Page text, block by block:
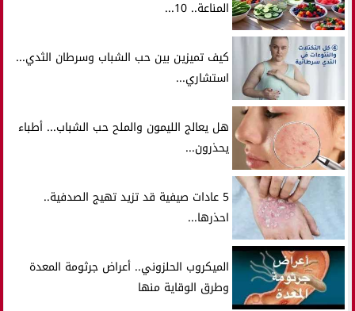
المناعة.. 10...
كيف تميزين بين حب الشباب وسرطان الثدي...
استشاري...
هل يعالج الليمون والملح حب الشباب... أطباء
يحذرون...
5 عادات صيفية قد تزيد تهيج الصدفية..
احذرها...
الميكروب الحلزوني.. أعراض جرثومة المعدة
وطرق الوقاية منها